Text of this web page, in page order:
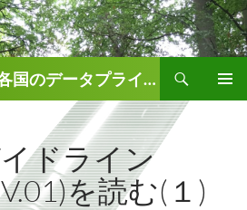
＜テクニカ・ゼン＞各国のデータプライバシー、AI関連情報
ドライン
を読む(１)